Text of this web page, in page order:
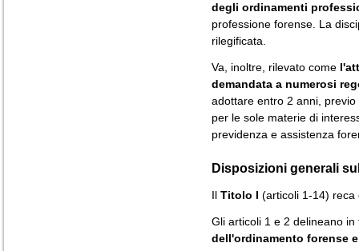
degli ordinamenti
professione forense. La
rilegificata.
Va, inoltre, rilevato come
demandata a numerosi
adottare entro 2 anni,
per le sole materie di
previdenza e assistenza
Disposizioni generali
Il Titolo I (articoli 1-14) reca
Gli articoli 1 e 2 delineano
dell'ordinamento forense